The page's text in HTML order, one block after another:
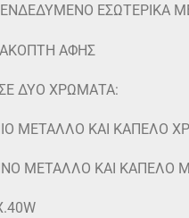
ΕΣΩΤΕΡΙΚΑ
ΑΦΗΣ
ΣΕ ΔΥΟ ΧΡΩΜΑΤΑ:
ΜΕΤΑΛΛΟ ΚΑΙ ΚΑΠΕΛΟ
ΜΕΤΑΛΛΟ ΚΑΙ ΚΑΠΕΛΟ